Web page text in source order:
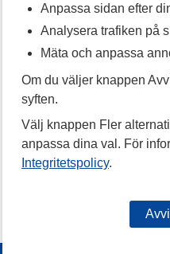
Anpassa sidan efter
Analysera trafiken på
Mäta och anpassa
Om du väljer knappen
syften.
Välj knappen Fler
anpassa dina val. För
Integritetspolicy.